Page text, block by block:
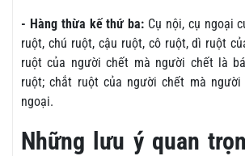
- Hàng thừa kế thứ ba: Cụ nội, cụ ngoại
ruột, chú ruột, cậu ruột, cô ruột, dì ruột
ruột của người chết mà người chết là
ruột; chắt ruột của người chết mà
ngoại.
Những lưu ý quan